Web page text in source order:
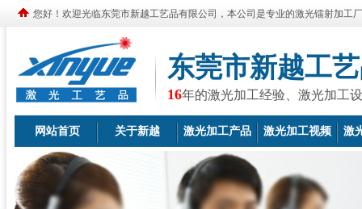
您好！欢迎光临东莞市新越工艺品有限公司，本公司是专业的激光镭射加工
东莞市新越工
16年的激光加工经验、激光加工
网站首页 关于新越 激光加工产品 激光加工视频 激